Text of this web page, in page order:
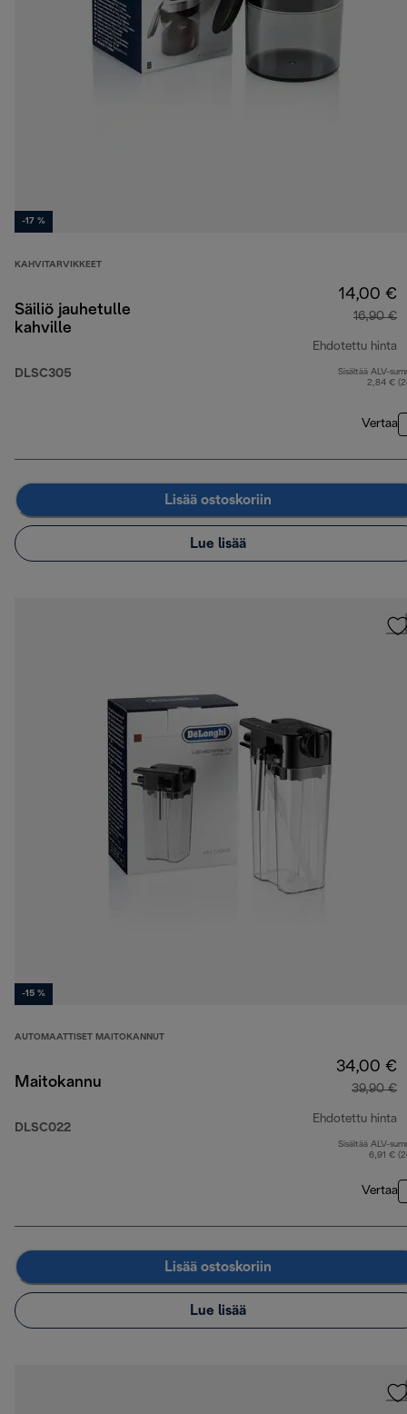
-17 %
KAHVITARVIKKEET
Säiliö jauhetulle
kahville
DLSC305
14,00 €
16,90 €
Ehdotettu hinta
Sisältää ALV-
2,84 €
Vertaa
Lisää ostoskoriin
Lue lisää
-15 %
AUTOMAATTISET MAITOKANNUT
Maitokannu
DLSC022
34,00 €
39,90 €
Ehdotettu hinta
Sisältää ALV-
6,91 €
Vertaa
Lisää ostoskoriin
Lue lisää